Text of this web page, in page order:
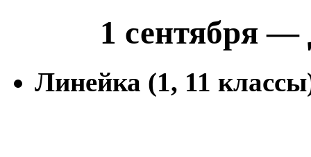
1 сентября —
Линейка (1, 11